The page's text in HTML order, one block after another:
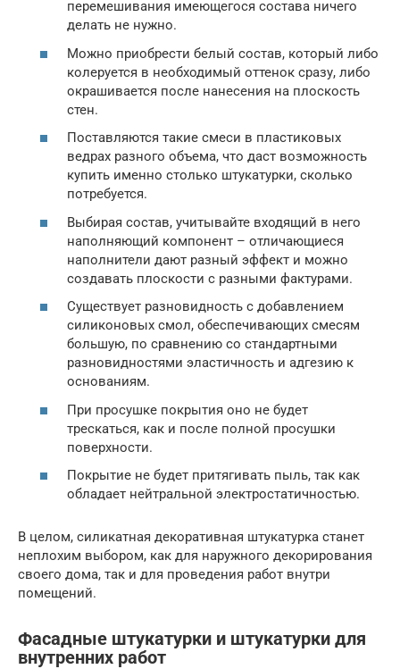
перемешивания имеющегося состава ничего
делать не нужно.
Можно приобрести белый состав, который либо
колеруется в необходимый оттенок сразу, либо
окрашивается после нанесения на плоскость
стен.
Поставляются такие смеси в пластиковых
ведрах разного объема, что даст возможность
купить именно столько штукатурки, сколько
потребуется.
Выбирая состав, учитывайте входящий в него
наполняющий компонент – отличающиеся
наполнители дают разный эффект и можно
создавать плоскости с разными фактурами.
Существует разновидность с добавлением
силиконовых смол, обеспечивающих смесям
большую, по сравнению со стандартными
разновидностями эластичность и адгезию к
основаниям.
При просушке покрытия оно не будет
трескаться, как и после полной просушки
поверхности.
Покрытие не будет притягивать пыль, так как
обладает нейтральной электростатичностью.
В целом, силикатная декоративная штукатурка станет
неплохим выбором, как для наружного декорирования
своего дома, так и для проведения работ внутри
помещений.
Фасадные штукатурки и штукатурки для
внутренних работ